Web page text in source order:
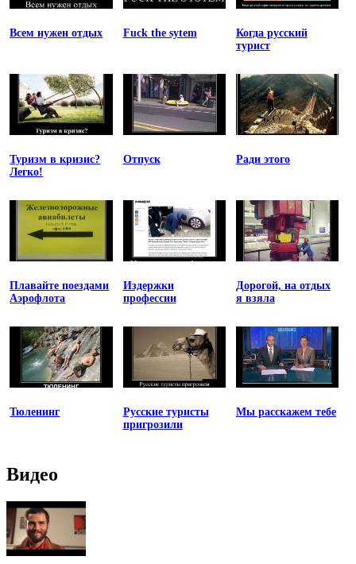
Всем нужен отдых Fuck the sytem
Когда русский
турист
Туризм в кризис?
Легко!
Отпуск Ради этого
Плавайте поездами
Аэрофлота
Издержки
профессии
Дорогой, на отдых
я взяла
Тюленинг
Русские туристы
пригрозили
Мы расскажем тебе
Видео